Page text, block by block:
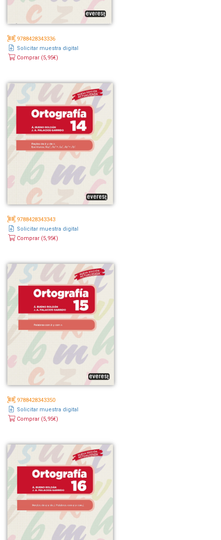
9788428343336
Solicitar muestra digital
Comprar (5,95€)
9788428343343
Solicitar muestra digital
Comprar (5,95€)
9788428343350
Solicitar muestra digital
Comprar (5,95€)